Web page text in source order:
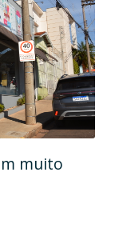
muito